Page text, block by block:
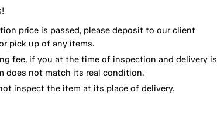
price is passed, please deposit to our client
pick up of any items.
fee, if you at the time of inspection and delivery is
not match its real condition.
inspect the item at its place of delivery.